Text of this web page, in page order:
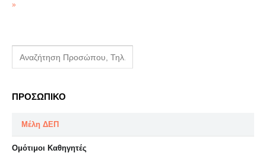
»
ΠΡΟΣΩΠΙΚΟ
Μέλη ΔΕΠ
Ομότιμοι Καθηγητές